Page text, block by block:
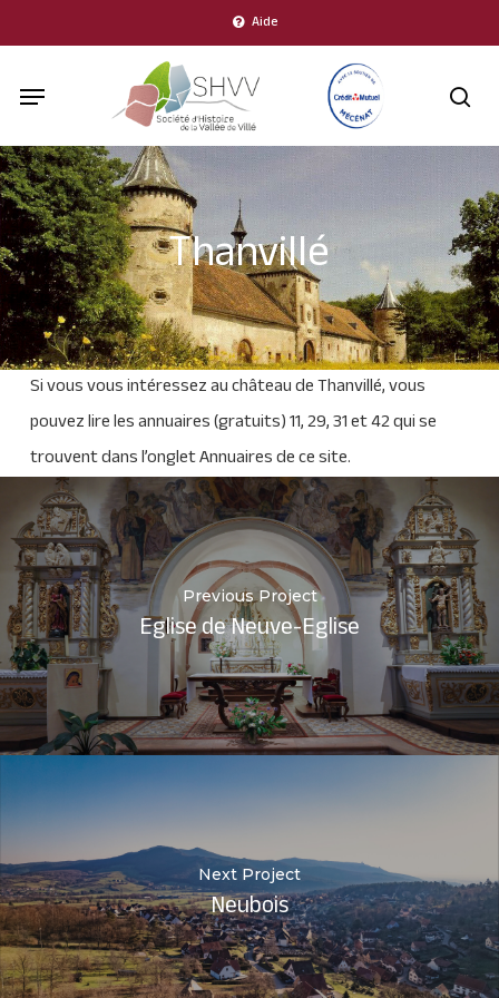
to
main
Aide
Menu
Thanvillé
Si vous vous intéressez au château de Thanvillé, vous
pouvez lire les annuaires (gratuits) 11, 29, 31 et 42 qui se
trouvent dans l’onglet Annuaires de ce site.
Previous Project
Eglise de Neuve-Eglise
Next Project
Neubois